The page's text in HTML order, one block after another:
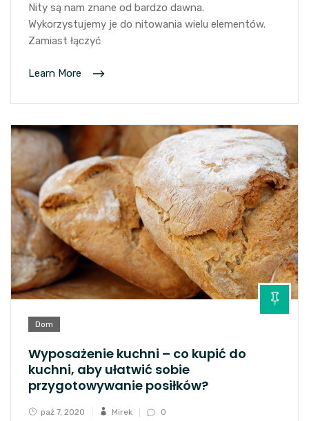
Nity są nam znane od bardzo dawna.
Wykorzystujemy je do nitowania wielu elementów.
Zamiast łączyć
Learn More
Dom
Wyposażenie kuchni – co kupić do
kuchni, aby ułatwić sobie
przygotowywanie posiłków?
paź 7, 2020 Mirek 0